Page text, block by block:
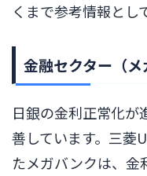
くまで参考情報とし
金融セクター（メ
日銀の金利正常化
善しています。三菱
たメガバンクは、金